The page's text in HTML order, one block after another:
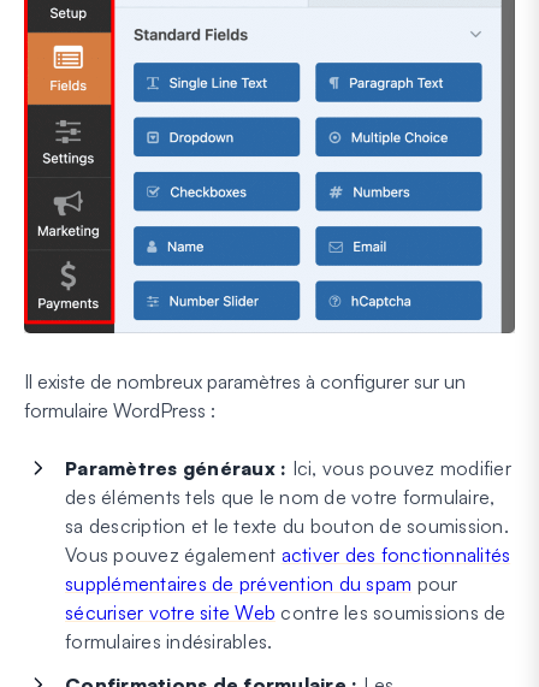
Il existe de nombreux paramètres à configurer sur un
formulaire WordPress :
Paramètres généraux : Ici, vous pouvez modifier
des éléments tels que le nom de votre formulaire,
sa description et le texte du bouton de soumission.
Vous pouvez également activer des fonctionnalités
supplémentaires de prévention du spam pour
sécuriser votre site Web contre les soumissions de
formulaires indésirables.